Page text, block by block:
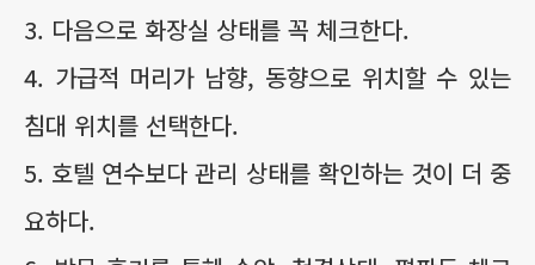
3. 다음으로 화장실 상태를 꼭 체크한다.
4. 가급적 머리가 남향, 동향으로 위치할 수 있는
침대 위치를 선택한다.
5. 호텔 연수보다 관리 상태를 확인하는 것이 더 중
요하다.